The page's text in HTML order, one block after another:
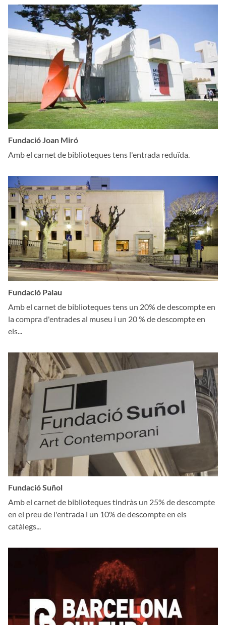
Fundació Joan Miró
Amb el carnet de biblioteques tens l'entrada reduïda.
Fundació Palau
Amb el carnet de biblioteques tens un 20% de descompte en
la compra d'entrades al museu i un 20 % de descompte en
els...
Fundació Suñol
Amb el carnet de biblioteques tindràs un 25% de descompte
en el preu de l'entrada i un 10% de descompte en els
catàlegs...